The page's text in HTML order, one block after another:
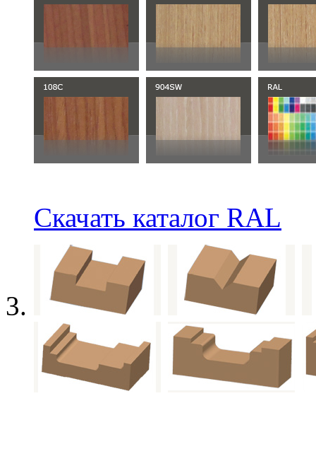
Скачать каталог RAL